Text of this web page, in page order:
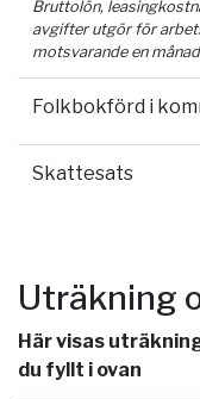
Bruttolön,
avgifter utgör för
motsvarande en
Folkbokförd i
Skattesats
Uträkning
Här visas
du fyllt i ovan